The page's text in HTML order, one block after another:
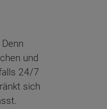
und
24/7
sich